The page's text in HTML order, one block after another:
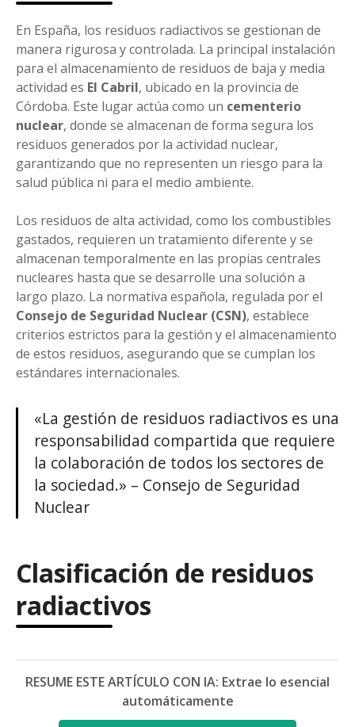
En España, los residuos radiactivos se gestionan de
manera rigurosa y controlada. La principal instalación
para el almacenamiento de residuos de baja y media
actividad es El Cabril, ubicado en la provincia de
Córdoba. Este lugar actúa como un cementerio
nuclear, donde se almacenan de forma segura los
residuos generados por la actividad nuclear,
garantizando que no representen un riesgo para la
salud pública ni para el medio ambiente.
Los residuos de alta actividad, como los combustibles
gastados, requieren un tratamiento diferente y se
almacenan temporalmente en las propias centrales
nucleares hasta que se desarrolle una solución a
largo plazo. La normativa española, regulada por el
Consejo de Seguridad Nuclear (CSN), establece
criterios estrictos para la gestión y el almacenamiento
de estos residuos, asegurando que se cumplan los
estándares internacionales.
«La gestión de residuos radiactivos es una
responsabilidad compartida que requiere
la colaboración de todos los sectores de
la sociedad.» – Consejo de Seguridad
Nuclear
Clasificación de residuos
radiactivos
RESUME ESTE ARTÍCULO CON IA: Extrae lo esencial
automáticamente